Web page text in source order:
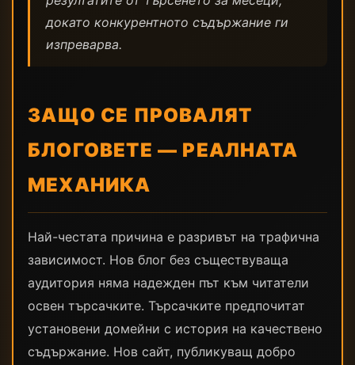
докато конкурентното съдържание ги
изпреварва.
ЗАЩО СЕ ПРОВАЛЯТ
БЛОГОВЕТЕ — РЕАЛНАТА
МЕХАНИКА
Най-честата причина е разривът на трафична
зависимост. Нов блог без съществуваща
аудитория няма надежден път към читатели
освен търсачките. Търсачките предпочитат
установени домейни с история на качествено
съдържание. Нов сайт, публикуващ добро